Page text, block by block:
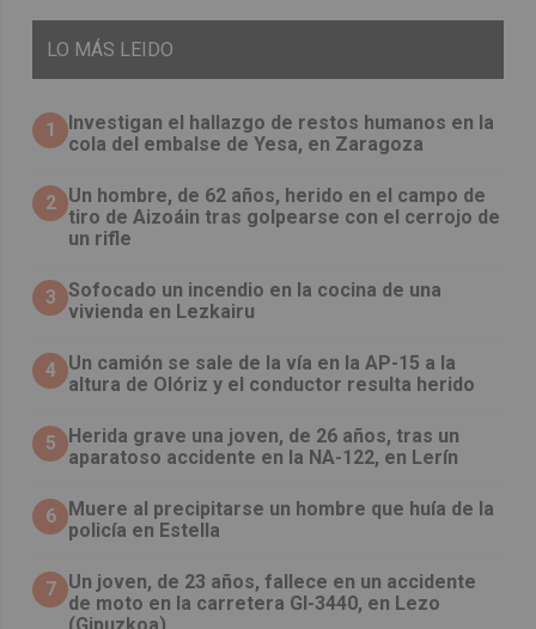
LO MÁS LEIDO
1
Investigan el hallazgo de restos humanos en la
cola del embalse de Yesa, en Zaragoza
2 Un hombre, de 62 años, herido en el campo de
tiro de Aizoáin tras golpearse con el cerrojo de
un rifle
3 Sofocado un incendio en la cocina de una
vivienda en Lezkairu
4 Un camión se sale de la vía en la AP-15 a la
altura de Olóriz y el conductor resulta herido
5
Herida grave una joven, de 26 años, tras un
aparatoso accidente en la NA-122, en Lerín
6
Muere al precipitarse un hombre que huía de la
policía en Estella
7 Un joven, de 23 años, fallece en un accidente
de moto en la carretera GI-3440, en Lezo